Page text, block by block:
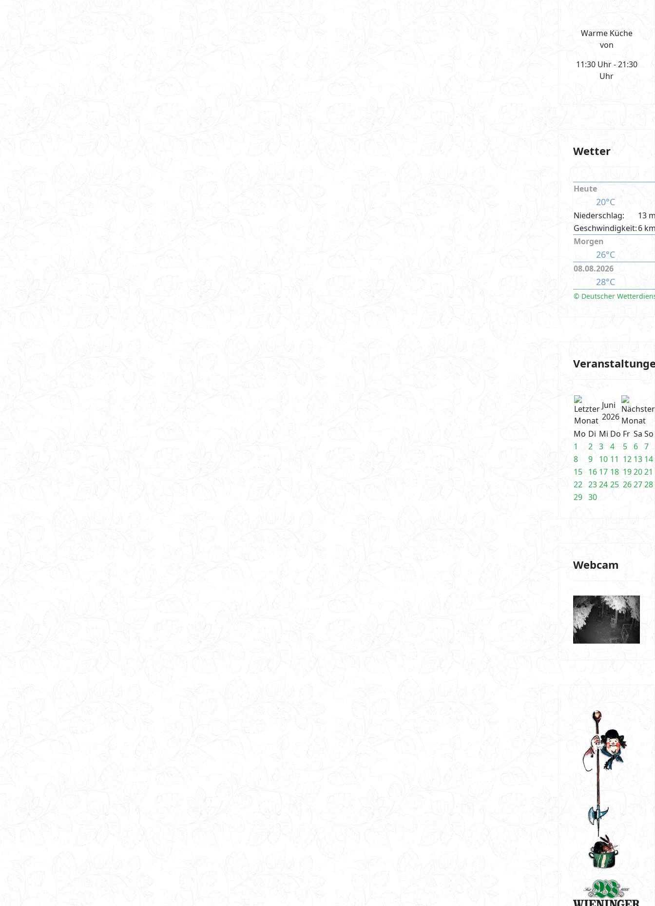
Warme Küche
von
11:30 Uhr - 21:30
Uhr
Wetter
Heute
20°C
Niederschlag:
13
Geschwindigkeit:6
Morgen
26°C
08.08.2026
28°C
© Deutscher
Juni
2026
Mo Di Mi Do Fr Sa So
1
2 3 4 5 6 7
8
9 10 11 12 13 14
15 16 17 18 192021
22 2324 25 262728
29 30
Webcam